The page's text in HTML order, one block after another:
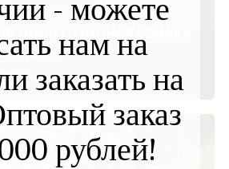
года
- можете
нам на
заказать на
заказ
рублей!